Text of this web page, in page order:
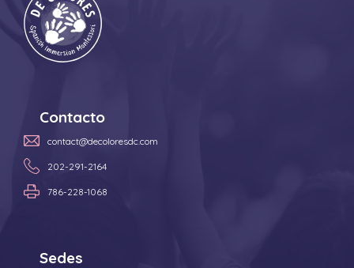
Contacto
contact@decoloresdc.com
202-291-2164
786-228-1068
Sedes